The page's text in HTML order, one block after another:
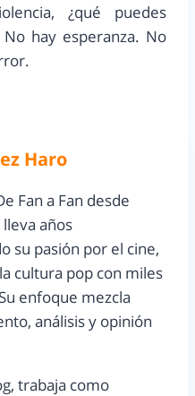
¿qué puedes
hay esperanza. No
Haro
Fan a Fan desde
años
su pasión por el cine,
cultura pop con miles
enfoque mezcla
análisis y opinión
trabaja como